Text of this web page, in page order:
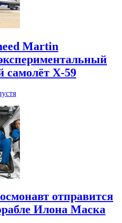
Martin
самолёт X-59
отправится
Илона Маска